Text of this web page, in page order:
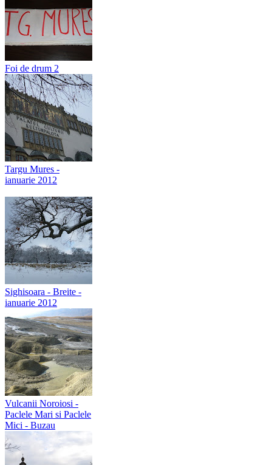
Foi de drum 2
Targu Mures -
ianuarie 2012
Sighisoara - Breite -
ianuarie 2012
Vulcanii Noroiosi -
Paclele Mari si Paclele
Mici - Buzau